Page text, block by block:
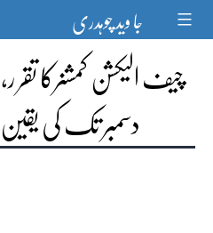
content جا وید چوہدری
دسمبر تک کی